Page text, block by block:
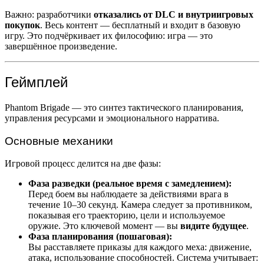
Важно: разработчики отказались от DLC и внутриигровых
покупок. Весь контент — бесплатный и входит в базовую
игру. Это подчёркивает их философию: игра — это
завершённое произведение.
Геймплей
Phantom Brigade — это синтез тактического планирования,
управления ресурсами и эмоционального нарратива.
Основные механики
Игровой процесс делится на две фазы:
Фаза разведки (реальное время с замедлением):
Перед боем вы наблюдаете за действиями врага в
течение 10–30 секунд. Камера следует за противником,
показывая его траекторию, цели и используемое
оружие. Это ключевой момент — вы видите будущее.
Фаза планирования (пошаговая):
Вы расставляете приказы для каждого меха: движение,
атака, использование способностей. Система учитывает: